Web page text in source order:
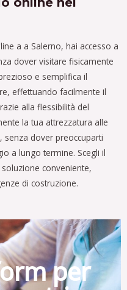
a a Salerno, hai accesso a
dover visitare fisicamente
e semplifica il
effettuando facilmente il
alla flessibilità del
la tua attrezzatura alle
senza dover preoccuparti
a lungo termine. Scegli il
conveniente,
di costruzione.
per